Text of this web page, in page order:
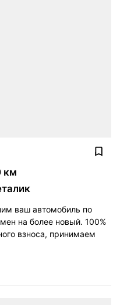
км
ваш автомобиль по
на более новый. 100%
взноса, принимаем